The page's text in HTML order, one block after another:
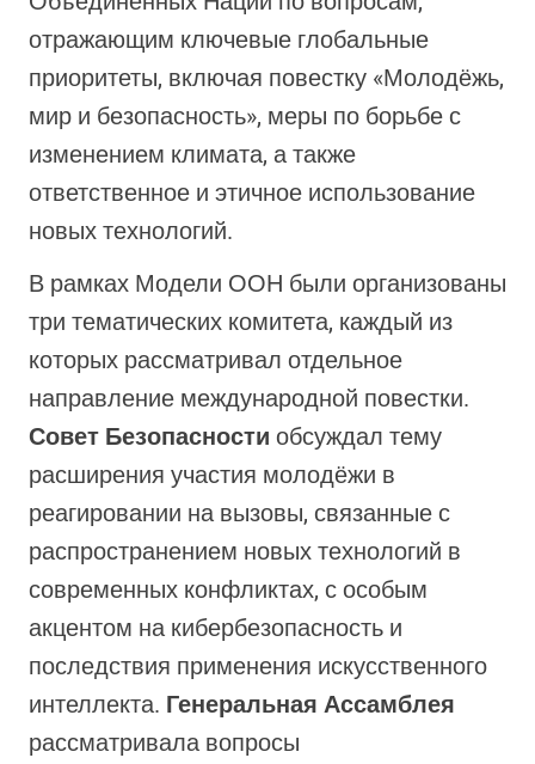
отражающим ключевые глобальные
приоритеты, включая повестку «Молодёжь,
мир и безопасность», меры по борьбе с
изменением климата, а также
ответственное и этичное использование
новых технологий.
В рамках Модели ООН были организованы
три тематических комитета, каждый из
которых рассматривал отдельное
направление международной повестки.
Совет Безопасности обсуждал тему
расширения участия молодёжи в
реагировании на вызовы, связанные с
распространением новых технологий в
современных конфликтах, с особым
акцентом на кибербезопасность и
последствия применения искусственного
интеллекта. Генеральная Ассамблея
рассматривала вопросы